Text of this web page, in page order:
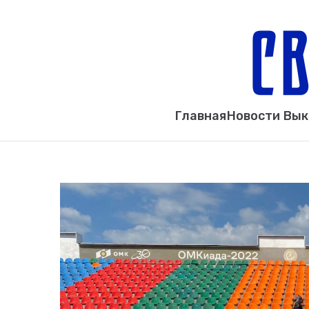
ГлавнаяНовости